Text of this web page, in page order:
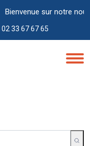
Bienvenue sur notre
02 33 67 67 65